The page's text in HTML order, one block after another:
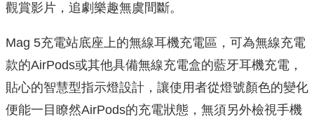
觀賞影片，追劇樂趣無虞間斷。
Mag 5充電站底座上的無線耳機充電區，可為無線充電
款的AirPods或其他具備無線充電盒的藍牙耳機充電，
貼心的智慧型指示燈設計，讓使用者從燈號顏色的變化
便能一目瞭然AirPods的充電狀態，無須另外檢視手機